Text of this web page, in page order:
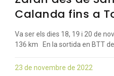
Calanda fins a
Va ser els dies 18, 19 i 20 de
136 km En la sortida en BTT
23 de novembre de 2022